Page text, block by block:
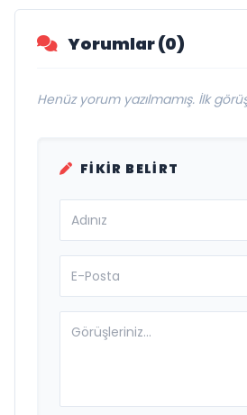
Yorumlar (0)
Henüz yorum yazılmamış. İlk
FIKIR BELIRT